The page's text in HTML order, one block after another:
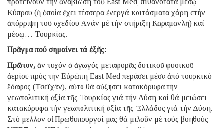
Κύπρου (ἡ ὁποία ἔχει τέσσερα ἐνεργά κοιτάσματα χάρη στήν
ἀπόρριψη τοῦ σχεδίου Ἀνάν μέ τήν στήριξη Καραμανλῆ) καί
μέσῳ… Τουρκίας.
Πρᾶγμα πού σημαίνει τά ἑξῆς:
Πρῶτον, ἄν τυχόν ὁ ἀγωγός μεταφορᾶς δυτικοῦ φυσικοῦ
ἀερίου πρός τήν Εὐρώπη East Med περάσει μέσα ἀπό τουρκικό
ἔδαφος (Τσεϊχάν), αὐτό θά αὐξήσει κατακόρυφα τήν
γεωπολιτική ἀξία τῆς Τουρκίας γιά τήν Δύση καί θά μειώσει
κατακόρυφα τήν γεωπολιτική ἀξία τῆς Ἑλλάδος γιά τήν Δύση.
Στό μέλλον οἱ Πρωθυπουργοί μας θά μιλοῦν μέ τούς βοηθούς